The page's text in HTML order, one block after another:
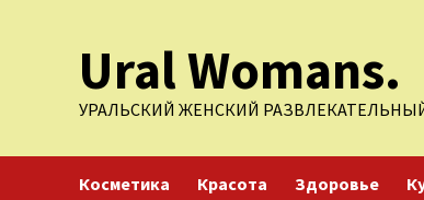
содержимомуUral Womans.
УРАЛЬСКИЙ ЖЕНСКИЙ
Косметика Красота Здоровье